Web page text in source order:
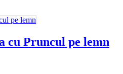
cu Pruncul pe lemn